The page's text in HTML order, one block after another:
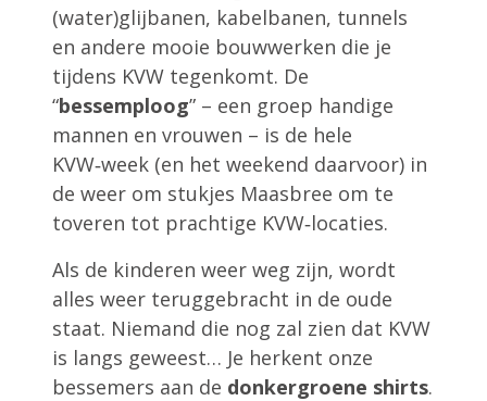
(water)glijbanen, kabelbanen, tunnels
en andere mooie bouwwerken die je
tijdens KVW tegenkomt. De
“bessemploog” – een groep handige
mannen en vrouwen – is de hele
KVW‑week (en het weekend daarvoor) in
de weer om stukjes Maasbree om te
toveren tot prachtige KVW‑locaties.
Als de kinderen weer weg zijn, wordt
alles weer teruggebracht in de oude
staat. Niemand die nog zal zien dat KVW
is langs geweest… Je herkent onze
bessemers aan de donkergroene shirts.